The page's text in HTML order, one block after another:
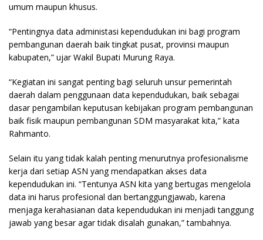
umum maupun khusus.
“Pentingnya data administasi kependudukan ini bagi program
pembangunan daerah baik tingkat pusat, provinsi maupun
kabupaten,” ujar Wakil Bupati Murung Raya.
“Kegiatan ini sangat penting bagi seluruh unsur pemerintah
daerah dalam penggunaan data kependudukan, baik sebagai
dasar pengambilan keputusan kebijakan program pembangunan
baik fisik maupun pembangunan SDM masyarakat kita,” kata
Rahmanto.
Selain itu yang tidak kalah penting menurutnya profesionalisme
kerja dari setiap ASN yang mendapatkan akses data
kependudukan ini. “Tentunya ASN kita yang bertugas mengelola
data ini harus profesional dan bertanggungjawab, karena
menjaga kerahasianan data kependudukan ini menjadi tanggung
jawab yang besar agar tidak disalah gunakan,” tambahnya.